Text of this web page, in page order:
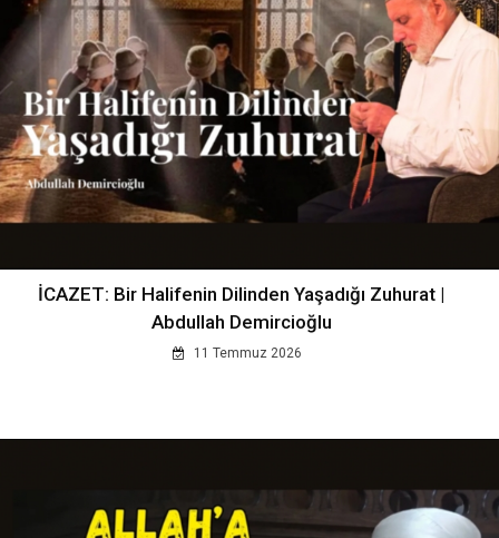
İCAZET: Bir Halifenin Dilinden Yaşadığı Zuhurat |
Abdullah Demircioğlu
11 Temmuz 2026